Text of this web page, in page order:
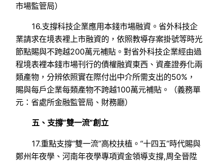
市場監管局）
16.支撐科技企業應用本錢市場融資。省外科技企
業請求在境表裡上市融資的，依照教導存案掛號等時光
節點賜與不跨越200萬元補貼。對省外科技企業經由過
程境表裡本錢市場刊行的債權融資東西、資產證券化兩
類產物，分辨依照實在際付出中介所需支出的50%，
賜與每戶企業每類產物不跨越100萬元補貼。（義務單
元：省處所金融監管局、財務廳）
五、支撐“雙一流”創立
17.重點支撐“雙一流”高校扶植。“十四五”時代賜與
鄭州年夜學、河南年夜學專項資金領導支撐,周全晉陞